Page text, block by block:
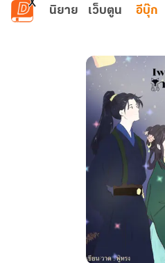
ข้ามไปยังเนื้อหาหลัก
นิยาย เว็บตูน อีบุ๊ก